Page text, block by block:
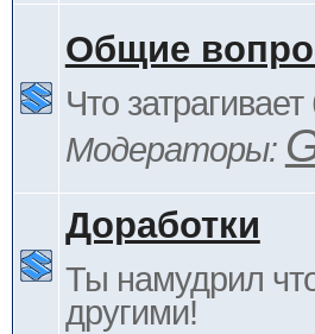
Общие
Что
Модераторы:
Доработки
Ты намудрил
другими!